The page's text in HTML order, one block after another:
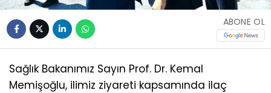
ABONE OL
Sağlık Bakanımız Sayın Prof. Dr. Kemal
Memişoğlu, ilimiz ziyareti kapsamında ilaç